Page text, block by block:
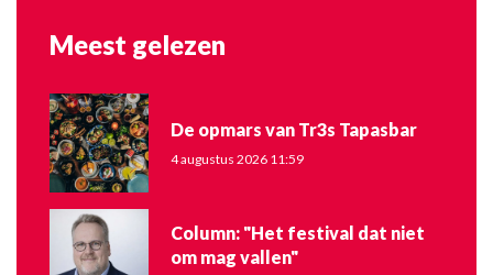
Meest gelezen
De opmars van Tr3s Tapasbar
4 augustus 2026 11:59
Column: "Het festival dat niet
om mag vallen"